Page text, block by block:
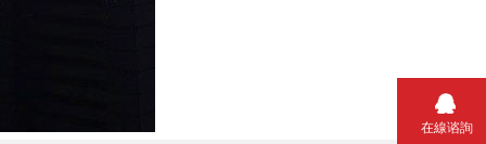
在線谘詢